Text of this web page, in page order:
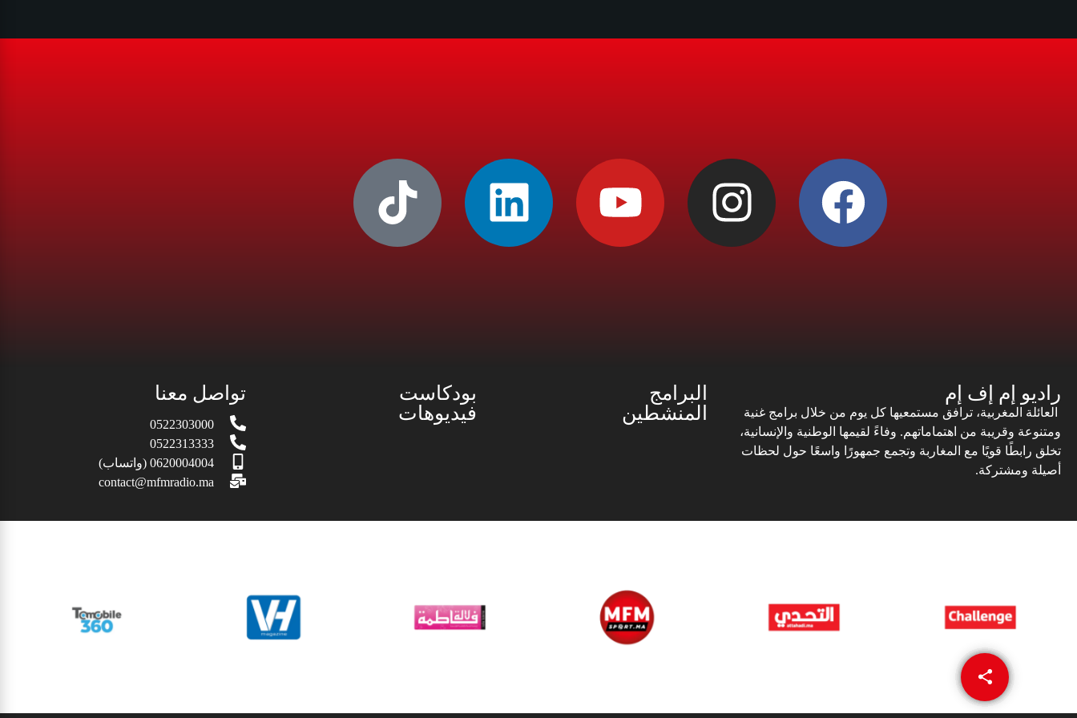
share
email
راديو إم إف إم
العائلة المغربية، ترافق مستمعيها كل يوم من خلال برامج غنية
ومتنوعة وقريبة من اهتماماتهم. وفاءً لقيمها الوطنية والإنسانية،
تخلق رابطًا قويًا مع المغاربة وتجمع جمهورًا واسعًا حول لحظات
أصيلة ومشتركة.
البرامج
المنشطين
بودكاست
فيديوهات
تواصل معنا
0522303000
0522313333
0620004004 (واتساب)
contact@mfmradio.ma